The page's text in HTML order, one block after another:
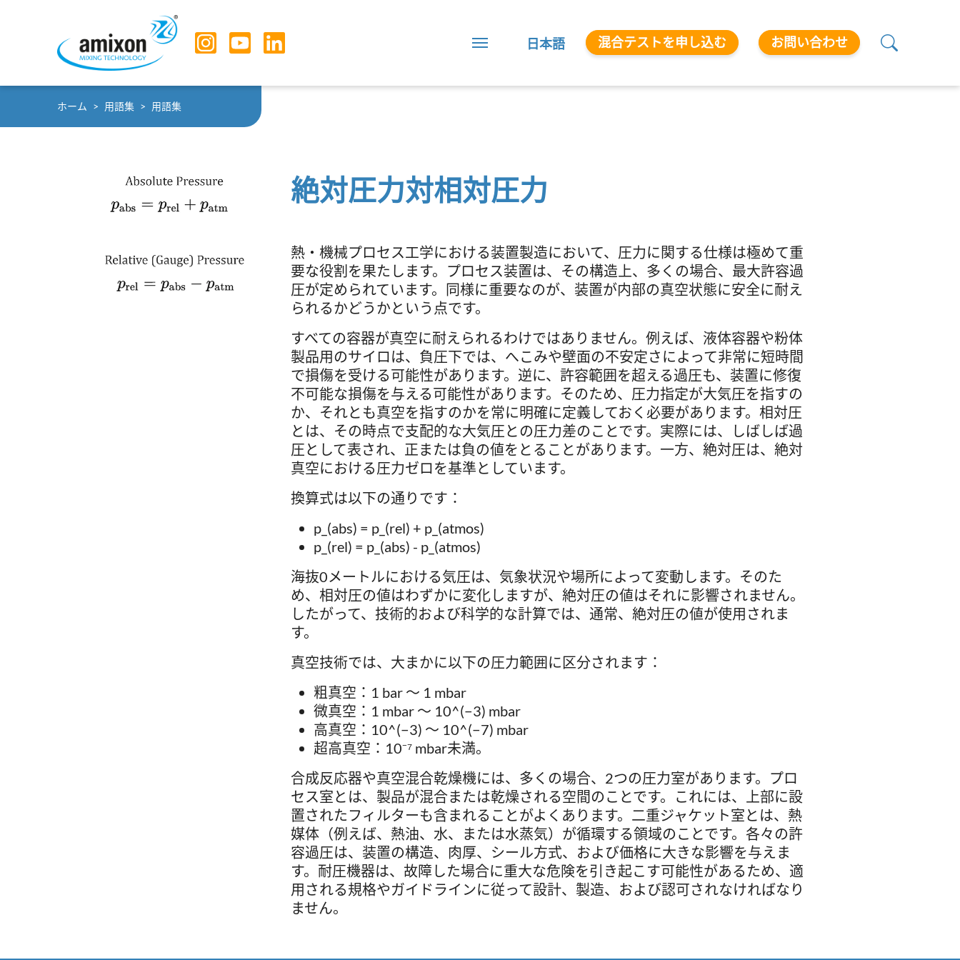
日本語 混合テストを申し込む お問い合わせ
You are here:
ホーム 用語集 用語集
絶対圧力対相対圧力
熱・機械プロセス工学における装置製造において、圧力に関する仕様は極めて重
要な役割を果たします。プロセス装置は、その構造上、多くの場合、最大許容過
圧が定められています。同様に重要なのが、装置が内部の真空状態に安全に耐え
られるかどうかという点です。
すべての容器が真空に耐えられるわけではありません。例えば、液体容器や粉体
製品用のサイロは、負圧下では、へこみや壁面の不安定さによって非常に短時間
で損傷を受ける可能性があります。逆に、許容範囲を超える過圧も、装置に修復
不可能な損傷を与える可能性があります。そのため、圧力指定が大気圧を指すの
か、それとも真空を指すのかを常に明確に定義しておく必要があります。相対圧
とは、その時点で支配的な大気圧との圧力差のことです。実際には、しばしば過
圧として表され、正または負の値をとることがあります。一方、絶対圧は、絶対
真空における圧力ゼロを基準としています。
換算式は以下の通りです：
p_(abs) = p_(rel) + p_(atmos)
p_(rel) = p_(abs) - p_(atmos)
海抜0メートルにおける気圧は、気象状況や場所によって変動します。そのた
め、相対圧の値はわずかに変化しますが、絶対圧の値はそれに影響されません。
したがって、技術的および科学的な計算では、通常、絶対圧の値が使用されま
す。
真空技術では、大まかに以下の圧力範囲に区分されます：
粗真空：1 bar ～ 1 mbar
微真空：1 mbar ～ 10^(−3) mbar
高真空：10^(−3) ～ 10^(−7) mbar
超高真空：10⁻⁷ mbar未満。
合成反応器や真空混合乾燥機には、多くの場合、2つの圧力室があります。プロ
セス室とは、製品が混合または乾燥される空間のことです。これには、上部に設
置されたフィルターも含まれることがよくあります。二重ジャケット室とは、熱
媒体（例えば、熱油、水、または水蒸気）が循環する領域のことです。各々の許
容過圧は、装置の構造、肉厚、シール方式、および価格に大きな影響を与えま
す。耐圧機器は、故障した場合に重大な危険を引き起こす可能性があるため、適
用される規格やガイドラインに従って設計、製造、および認可されなければなり
ません。